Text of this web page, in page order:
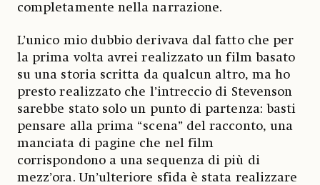
completamente nella narrazione.
L’unico mio dubbio derivava dal fatto che per
la prima volta avrei realizzato un film basato
su una storia scritta da qualcun altro, ma ho
presto realizzato che l’intreccio di Stevenson
sarebbe stato solo un punto di partenza: basti
pensare alla prima “scena” del racconto, una
manciata di pagine che nel film
corrispondono a una sequenza di più di
mezz’ora. Un’ulteriore sfida è stata realizzare